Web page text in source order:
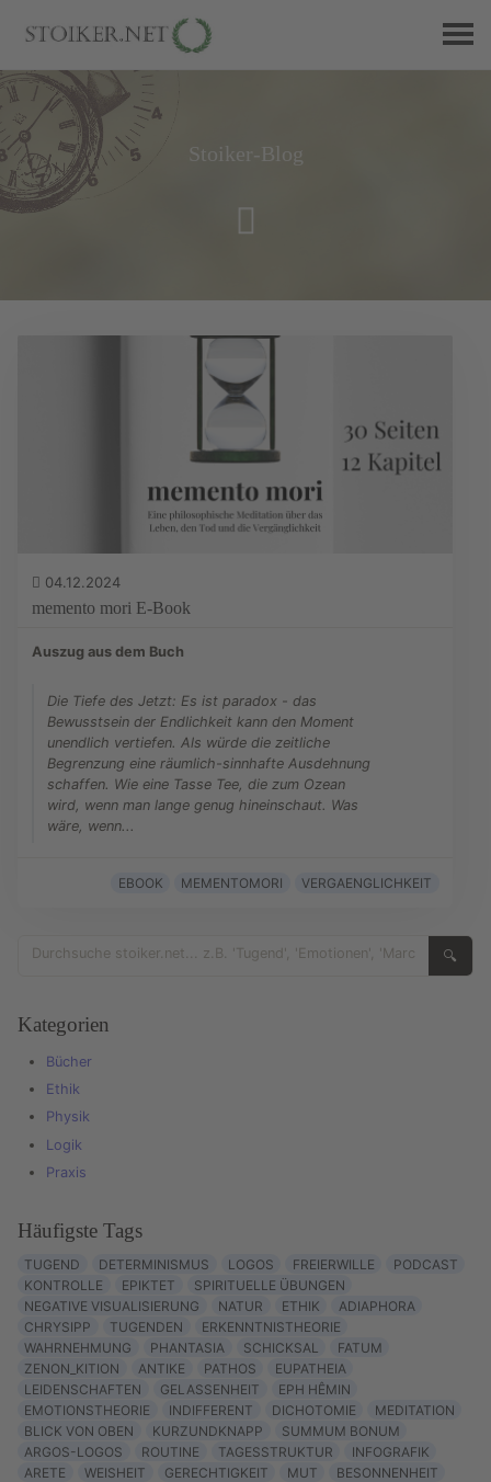
Stoiker-Blog
04.12.2024
memento mori E-Book
Auszug aus dem Buch
Die Tiefe des Jetzt: Es ist paradox - das
Bewusstsein der Endlichkeit kann den Moment
unendlich vertiefen. Als würde die zeitliche
Begrenzung eine räumlich-sinnhafte Ausdehnung
schaffen. Wie eine Tasse Tee, die zum Ozean
wird, wenn man lange genug hineinschaut. Was
wäre, wenn...
EBOOK MEMENTOMORI VERGAENGLICHKEIT
🔍
Kategorien
Bücher
Ethik
Physik
Logik
Praxis
Häufigste Tags
TUGEND DETERMINISMUS LOGOS FREIERWILLE
PODCAST
KONTROLLE
EPIKTET
SPIRITUELLE ÜBUNGEN
NEGATIVE VISUALISIERUNG
NATUR ETHIK
ADIAPHORA
CHRYSIPP
TUGENDEN
ERKENNTNISTHEORIE
WAHRNEHMUNG
PHANTASIA SCHICKSAL
FATUM
ZENON_KITION
ANTIKE PATHOS
EUPATHEIA
LEIDENSCHAFTEN
GELASSENHEIT
EPH HÊMIN
EMOTIONSTHEORIE
INDIFFERENT DICHOTOMIE
MEDITATION
BLICK VON OBEN
KURZUNDKNAPP
SUMMUM BONUM
ARGOS-LOGOS
ROUTINE TAGESSTRUKTUR
INFOGRAFIK
ARETE
WEISHEIT GERECHTIGKEIT MUT
BESONNENHEIT